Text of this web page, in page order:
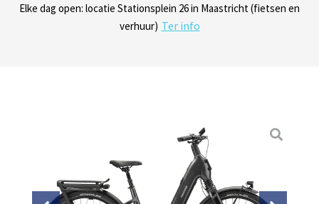
Dinsdag t/m zaterdag geopen: locaties Sphinxlunet 1 in Maastricht
(e-bikes) en Maaseikersteenweg 183 in Lanaken (fietsen en e-
Elke dag open: locatie Stationsplein 26 in Maastricht (fietsen en
verhuur) Ter info
Onze missie? Tevreden klanten! Lees reviews